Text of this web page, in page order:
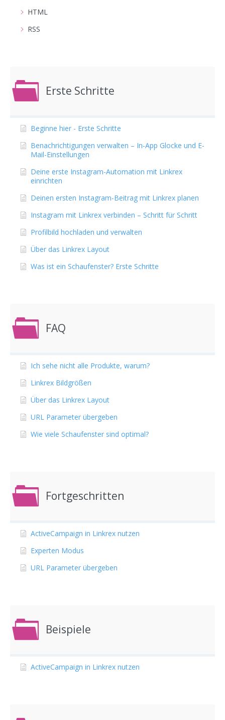
HTML
RSS
Erste Schritte
Beginne hier - Erste Schritte
Benachrichtigungen verwalten – In-App Glocke und E-
Mail-Einstellungen
Deine erste Instagram-Automation mit Linkrex
einrichten
Deinen ersten Instagram-Beitrag mit Linkrex planen
Instagram mit Linkrex verbinden – Schritt für Schritt
Profilbild hochladen und verwalten
Über das Linkrex Layout
Was ist ein Schaufenster? Erste Schritte
FAQ
Ich sehe nicht alle Produkte, warum?
Linkrex Bildgrößen
Über das Linkrex Layout
URL Parameter übergeben
Wie viele Schaufenster sind optimal?
Fortgeschritten
ActiveCampaign in Linkrex nutzen
Experten Modus
URL Parameter übergeben
Beispiele
ActiveCampaign in Linkrex nutzen